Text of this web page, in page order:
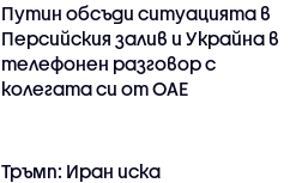
Путин обсъди ситуацията в
Персийския залив и Украйна в
телефонен разговор с
колегата си от ОАЕ
Тръмп: Иран иска